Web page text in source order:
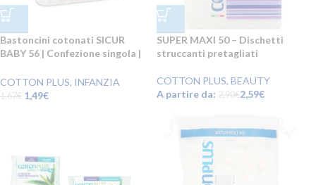
Bastoncini cotonati SICUR
BABY 56 | Confezione singola |
COTTON PLUS, INFANZIA
1,67€ 1,49€
SUPER MAXI 50 – Dischetti
struccanti pretagliati
COTTON PLUS, BEAUTY
A partire da: 2,90€2,59€